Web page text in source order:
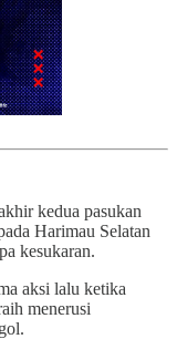
kedua pasukan
Harimau Selatan
kesukaran.
aksi lalu ketika
menerusi